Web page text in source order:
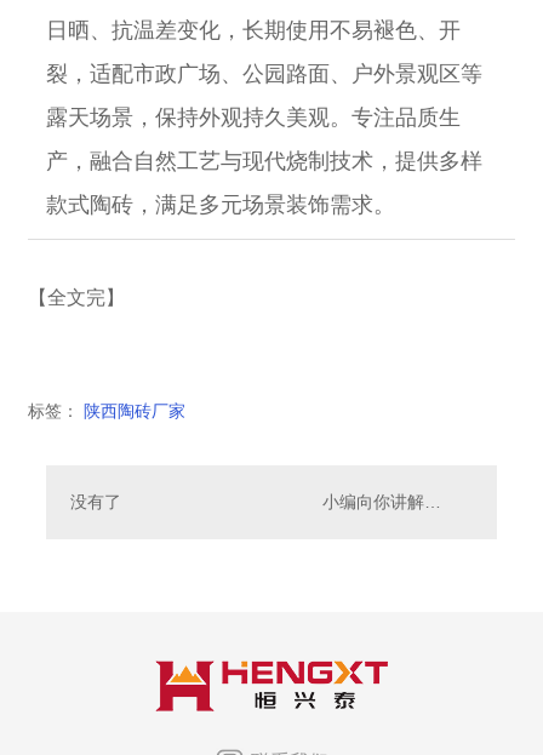
日晒、抗温差变化，长期使用不易褪色、开
裂，适配市政广场、公园路面、户外景观区等
露天场景，保持外观持久美观。专注品质生
产，融合自然工艺与现代烧制技术，提供多样
款式陶砖，满足多元场景装饰需求。
【全文完】
标签： 陕西陶砖厂家
没有了 小编向你讲解陶砖的使用场景都有哪些？